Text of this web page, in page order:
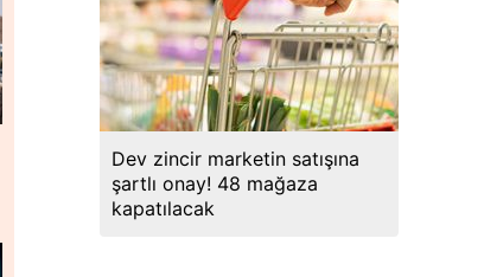
Dev zincir marketin satışına
şartlı onay! 48 mağaza
kapatılacak